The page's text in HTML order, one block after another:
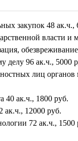
закупок 48 ак.ч.,
власти и
делу 96 ак.ч., 5000
лиц
40 ак.ч., 1800 руб.
12000 руб.
72 ак.ч., 1500